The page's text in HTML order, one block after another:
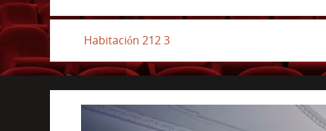
Habitación 212 3